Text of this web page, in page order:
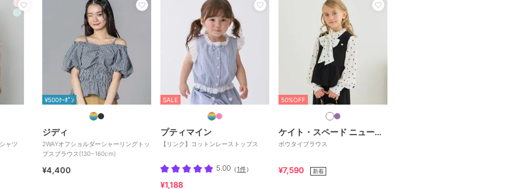
ャツ
¥500ｸｰﾎﾟﾝ
ジディ
2WAYオフショルダーシャーリングトッ
プスブラウス(130~160cm)
¥4,400
SALE
プティマイン
【リンク】コットンレーストップス
5.00 （1件）
¥1,188
50%OFF
ケイト・スペード ニューヨーク キッズ
ボウタイブラウス
¥7,590 新着